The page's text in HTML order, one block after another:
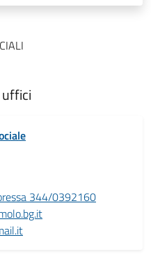
344/0392160